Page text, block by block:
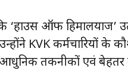
‘हाउस ऑफ हिमालयाज’
KVK कर्मचारियों के
तकनीकों एवं बेहतर